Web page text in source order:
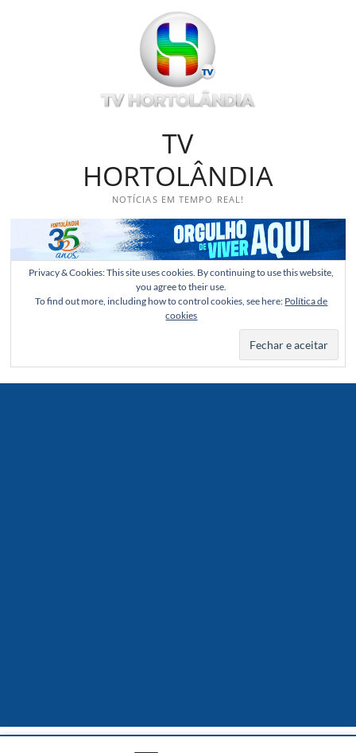
TV
HORTOLÂNDIA
NOTÍCIAS EM TEMPO REAL!
Privacy & Cookies: This site uses cookies. By continuing to use this website,
you agree to their use.
To find out more, including how to control cookies, see here: Política de
cookies